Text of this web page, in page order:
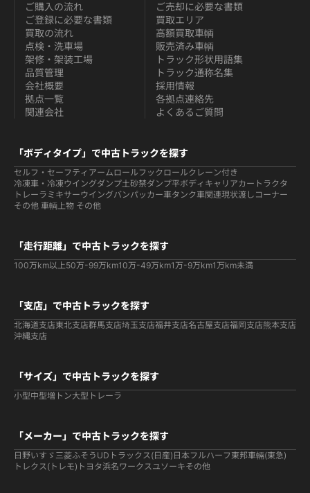
ご購入の流れ
ご登録に必要な書類
買取の流れ
ご売却に必要な書類
買取エリア
高額買取車輌
点検・洗車場
架修・架装工場
品質管理
販売済み車輌
トラック形状用語集
トラック通称名集
会社概要
拠点一覧
関連会社
採用情報
各拠点連絡先
よくあるご質問
「ボディタイプ」で中古トラックを探す
セルフ・セーフティ アームロールフックロールクレーン付き
冷凍車・冷凍ウイングダンプ土砂禁ダンプ平ボディ キャリアカー トラクタ
トレーラ ミキサーウイングバンパッカー車タンク車関連現状渡しコーナー
その他 車輌上物 その他
「走行距離」で中古トラックを探す
100万km以上50万-99万km10万-49万km1万-9万km1万km未満
「支店」で中古トラックを探す
北海道支店東北支店群馬支店埼玉支店福井支店名古屋支店福岡支店熊本支店
沖縄支店
「サイズ」で中古トラックを探す
小型中型増トン大型 トレーラ
「メーカー」で中古トラックを探す
日野いすゞ 三菱ふそう UDトラックス(日産) 日本フルハーフ 東邦車輛(東急)
トレクス(トレモ) トヨタ浜名ワークスユソーキその他